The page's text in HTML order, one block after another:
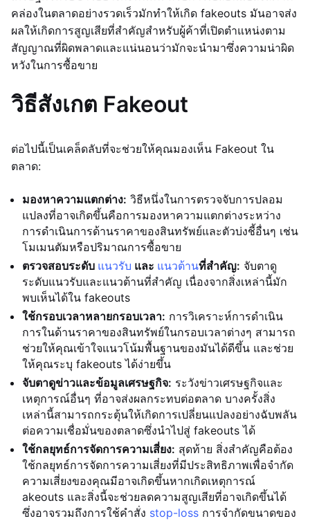
คล่องในตลาดอย่างรวดเร็วมักทำให้เกิด fakeouts มันอาจส่ง
ผลให้เกิดการสูญเสียที่สำคัญสำหรับผู้ค้าที่เปิดตำแหน่งตาม
สัญญาณที่ผิดพลาดและแน่นอนว่ามักจะนำมาซึ่งความน่าผิด
หวังในการซื้อขาย
วิธีสังเกต Fakeout
ต่อไปนี้เป็นเคล็ดลับที่จะช่วยให้คุณมองเห็น Fakeout ใน
ตลาด:
มองหาความแตกต่าง: วิธีหนึ่งในการตรวจจับการปลอม
แปลงที่อาจเกิดขึ้นคือการมองหาความแตกต่างระหว่าง
การดำเนินการด้านราคาของสินทรัพย์และตัวบ่งชี้อื่นๆ เช่น
โมเมนตัมหรือปริมาณการซื้อขาย
ตรวจสอบระดับ แนวรับ และ แนวต้านที่สำคัญ: จับตาดู
ระดับแนวรับและแนวต้านที่สำคัญ เนื่องจากสิ่งเหล่านี้มัก
พบเห็นได้ใน fakeouts
ใช้กรอบเวลาหลายกรอบเวลา: การวิเคราะห์การดำเนิน
การในด้านราคาของสินทรัพย์ในกรอบเวลาต่างๆ สามารถ
ช่วยให้คุณเข้าใจแนวโน้มพื้นฐานของมันได้ดีขึ้น และช่วย
ให้คุณระบุ fakeouts ได้ง่ายขึ้น
จับตาดูข่าวและข้อมูลเศรษฐกิจ: ระวังข่าวเศรษฐกิจและ
เหตุการณ์อื่นๆ ที่อาจส่งผลกระทบต่อตลาด บางครั้งสิ่ง
เหล่านี้สามารถกระตุ้นให้เกิดการเปลี่ยนแปลงอย่างฉับพลัน
ต่อความเชื่อมั่นของตลาดซึ่งนำไปสู่ fakeouts ได้
ใช้กลยุทธ์การจัดการความเสี่ยง: สุดท้าย สิ่งสำคัญคือต้อง
ใช้กลยุทธ์การจัดการความเสี่ยงที่มีประสิทธิภาพเพื่อจำกัด
ความเสี่ยงของคุณมีอาจเกิดขึ้นหากเกิดเหตุการณ์
akeouts และสิ่งนี้จะช่วยลดความสูญเสียที่อาจเกิดขึ้นได้
ซึ่งอาจรวมถึงการใช้คำสั่ง stop-loss การจำกัดขนาดของ